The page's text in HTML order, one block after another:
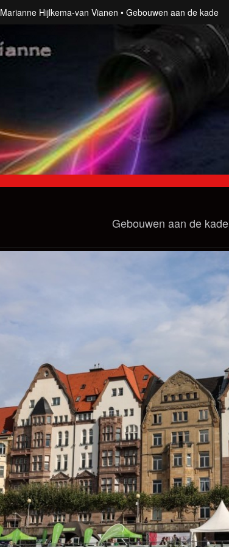
Marianne Hijlkema-van Vianen Gebouwen aan de kade
Gebouwen aan de kade